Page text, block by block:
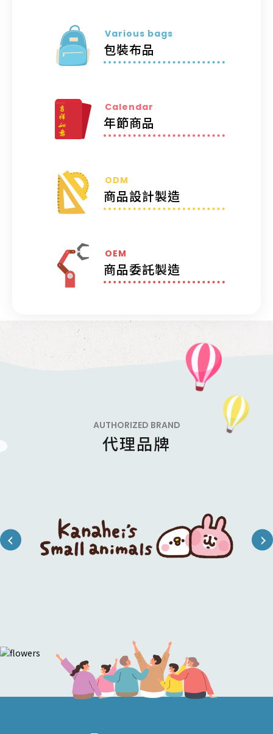
Various bags
包裝布品
Calendar
年節商品
ODM
商品設計製造
OEM
商品委託製造
AUTHORIZED BRAND
代理品牌